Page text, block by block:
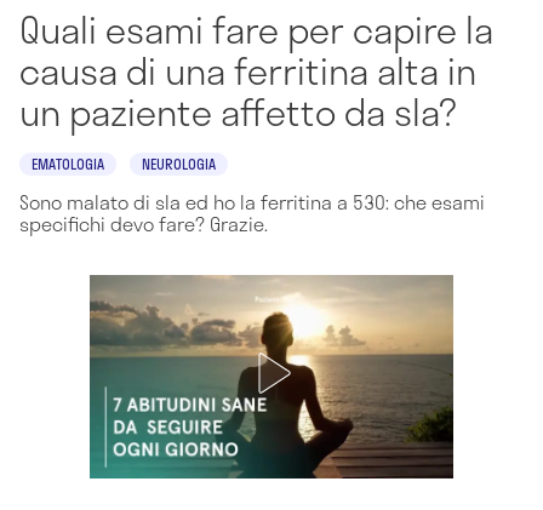
Quali esami fare per capire la
causa di una ferritina alta in
un paziente affetto da sla?
EMATOLOGIA NEUROLOGIA
Sono malato di sla ed ho la ferritina a 530: che esami
specifichi devo fare? Grazie.